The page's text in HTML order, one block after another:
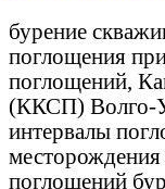
бурение
поглощения
поглощений,
(ККСП) Волго-
интервалы
поглощений